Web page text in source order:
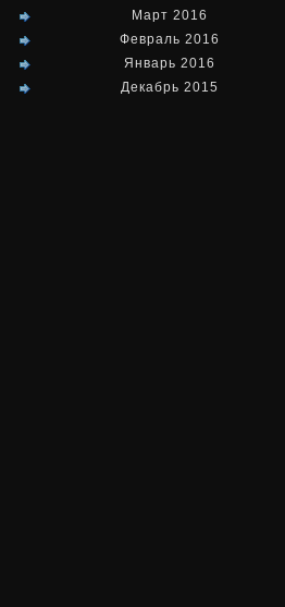
Март 2016
Февраль 2016
Январь 2016
Декабрь 2015